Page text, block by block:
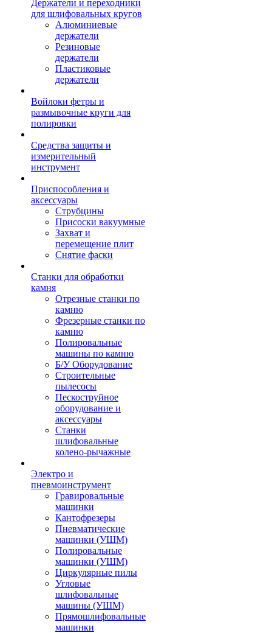
Держатели и переходники
для шлифовальных кругов
Алюминиевые
держатели
Резиновые
держатели
Пластиковые
держатели
Войлоки фетры и
размывочные круги для
полировки
Средства защиты и
измерительный
инструмент
Приспособления и
аксессуары
Струбцины
Присоски вакуумные
Захват и
перемещение плит
Снятие фаски
Станки для обработки
камня
Отрезные станки по
камню
Фрезерные станки по
камню
Полировальные
машины по камню
Б/У Оборудование
Строительные
пылесосы
Пескоструйное
оборудование и
аксессуары
Станки
шлифовальные
колено-рычажные
Электро и
пневмоинструмент
Гравировальные
машинки
Кантофрезеры
Пневматические
машинки (УШМ)
Полировальные
машинки (УШМ)
Циркулярные пилы
Угловые
шлифовальные
машины (УШМ)
Прямошлифовальные
машинки